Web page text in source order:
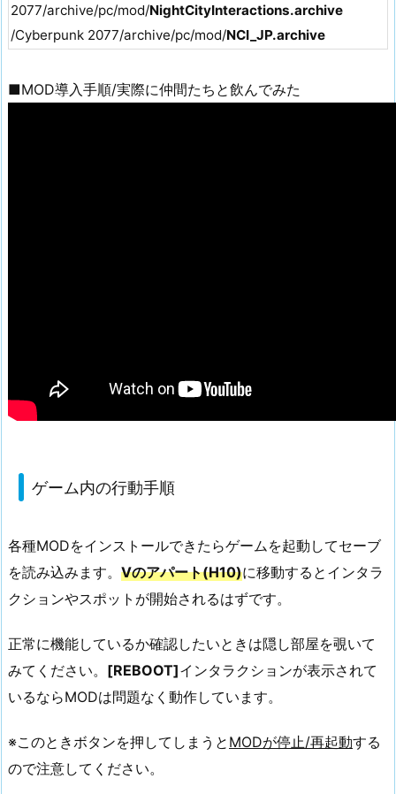
2077/archive/pc/mod/NightCityInteractions.archive
/Cyberpunk 2077/archive/pc/mod/NCI_JP.archive
■MOD導入手順/実際に仲間たちと飲んでみた
ゲーム内の行動手順
各種MODをインストールできたらゲームを起動してセーブ
を読み込みます。 Vのアパート(H10)に移動するとインタラ
クションやスポットが開始されるはずです。
正常に機能しているか確認したいときは隠し部屋を覗いて
みてください。 [REBOOT]インタラクションが表示されて
いるならMODは問題なく動作しています。
※このときボタンを押してしまうと MODが停止/再起動する
ので注意してください。